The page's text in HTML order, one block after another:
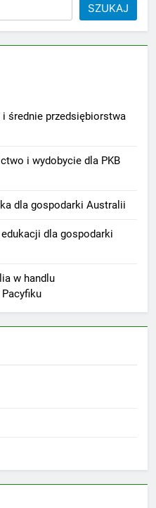
SZUKAJ
i średnie przedsiębiorstwa
i wydobycie dla PKB
dla gospodarki Australii
dla gospodarki
w handlu